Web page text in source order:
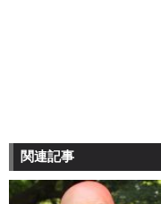
関連記事